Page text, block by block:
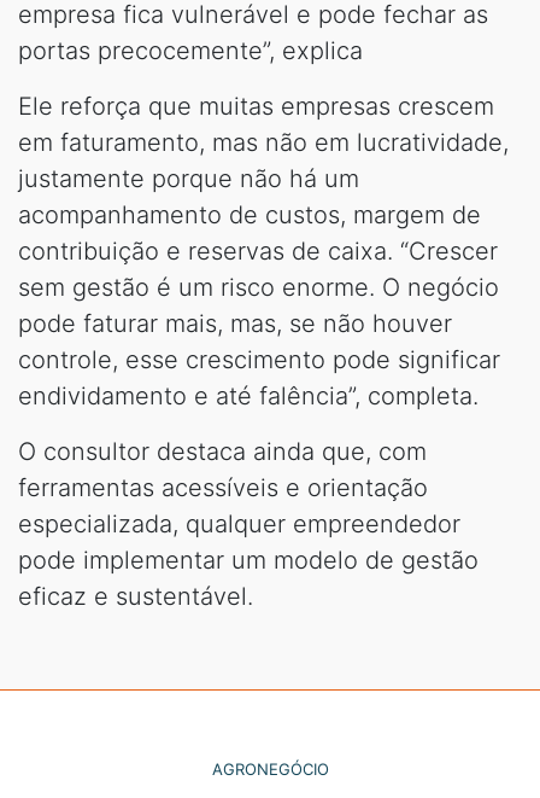
empresa fica vulnerável e pode fechar as
portas precocemente”, explica
Ele reforça que muitas empresas crescem
em faturamento, mas não em lucratividade,
justamente porque não há um
acompanhamento de custos, margem de
contribuição e reservas de caixa. “Crescer
sem gestão é um risco enorme. O negócio
pode faturar mais, mas, se não houver
controle, esse crescimento pode significar
endividamento e até falência”, completa.
O consultor destaca ainda que, com
ferramentas acessíveis e orientação
especializada, qualquer empreendedor
pode implementar um modelo de gestão
eficaz e sustentável.
AGRONEGÓCIO